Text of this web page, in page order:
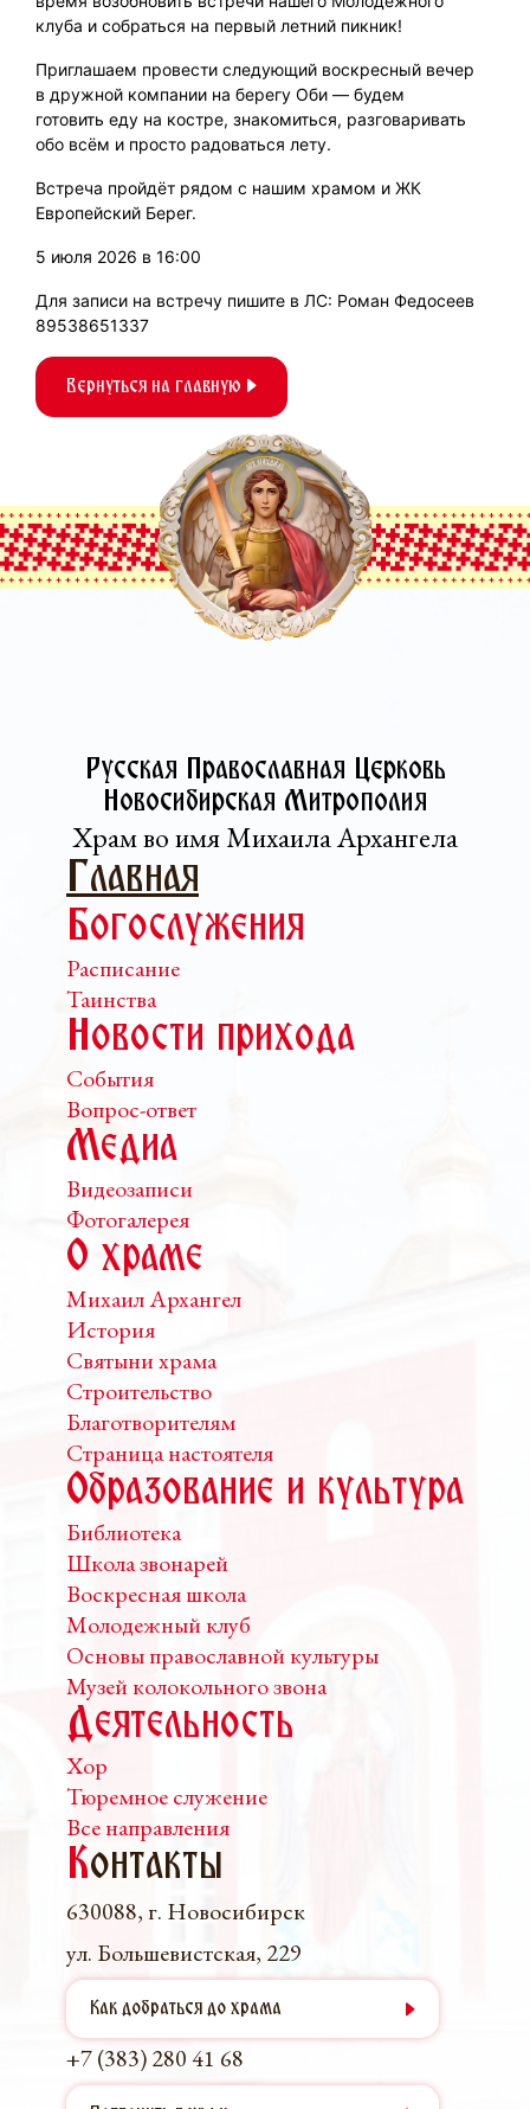
клуба и собраться на первый летний пикник!
Приглашаем провести следующий воскресный вечер
в дружной компании на берегу Оби — будем
готовить еду на костре, знакомиться, разговаривать
обо всём и просто радоваться лету.
Встреча пройдёт рядом с нашим храмом и ЖК
Европейский Берег.
5 июля 2026 в 16:00
Для записи на встречу пишите в ЛС: Роман Федосеев
89538651337
Вернуться на главную
Русская Православная Церковь­
Новосибирская Митрополия
Храм во имя Михаила Архангела
Главная
Богослужения
Расписание
Таинства
Новости прихода
События
Вопрос-ответ
Медиа
Видеозаписи
Фотогалерея
О храме
Михаил Архангел
История
Святыни храма
Строительство
Благотворителям
Страница настоятеля
Образование и культура
Библиотека
Школа звонарей
Воскресная школа
Молодежный клуб
Основы православной культуры
Музей колокольного звона
Деятельность
Хор
Тюремное служение
Все направления
Контакты
630088, г. Новосибирск
ул. Большевистская, 229
Как добраться до храма
+7 (383) 280 41 68